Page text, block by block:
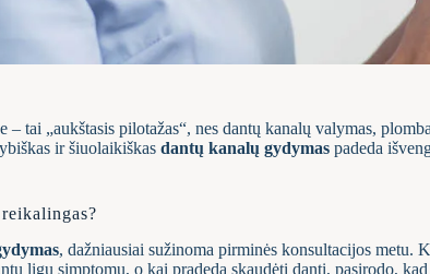
– tai „aukštasis pilotažas“, nes dantų kanalų valymas,
ir šiuolaikiškas dantų kanalų gydymas padeda
, dažniausiai sužinoma pirminės konsultacijos metu.
ligų simptomų, o kai pradeda skaudėti dantį, pasirodo,